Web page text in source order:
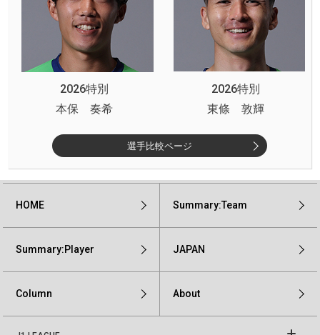
2026特別
2026特別
本保 奏希
東條 敦輝
選手比較ページ
HOME Summary:Team
Summary:Player JAPAN
Column About